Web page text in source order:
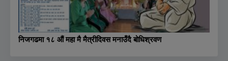
निजगढमा १८ औं महा मै मैत्रीदिवस मनाउँदै बोधिश्रवण